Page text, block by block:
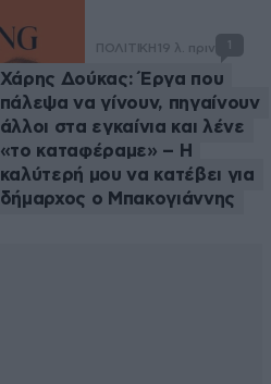
ΠΟΛΙΤΙΚΗ 19 λ. πριν 1
Χάρης Δούκας: Έργα που
πάλεψα να γίνουν, πηγαίνουν
άλλοι στα εγκαίνια και λένε
«το καταφέραμε» – Η
καλύτερή μου να κατέβει για
δήμαρχος ο Μπακογιάννης